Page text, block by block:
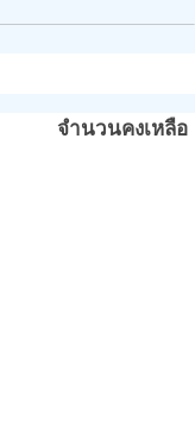
จำนวนคงเหลือ